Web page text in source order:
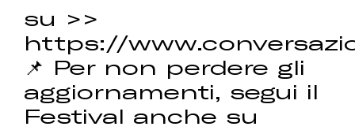
su >>
https://
📌 Per non perdere gli
aggiornamenti, segui il
Festival anche su